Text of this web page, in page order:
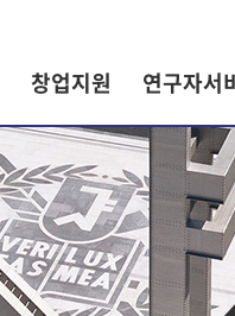
창업지원 연구자서